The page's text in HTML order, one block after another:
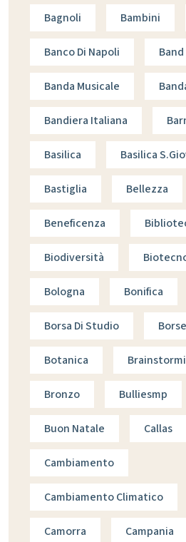
Bagnoli Bambini
Banco Di Napoli Band
Banda Musicale
Bandiera Italiana
Basilica Basilica
Bastiglia Bellezza
Beneficenza
Biodiversità
Bologna Bonifica
Borsa Di Studio
Botanica
Bronzo Bulliesmp
Buon Natale Callas
Cambiamento
Cambiamento Climatico
Camorra Campania